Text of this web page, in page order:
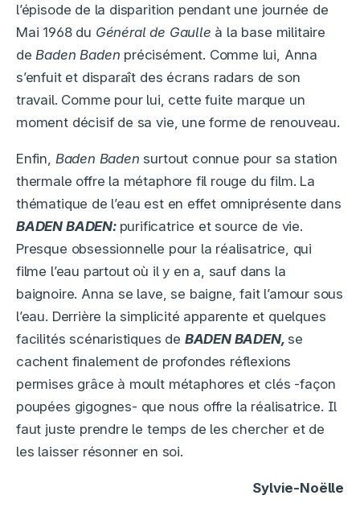
l’épisode de la disparition pendant une journée de
Mai 1968 du Général de Gaulle à la base militaire
de Baden Baden précisément. Comme lui, Anna
s’enfuit et disparaît des écrans radars de son
travail. Comme pour lui, cette fuite marque un
moment décisif de sa vie, une forme de renouveau.
Enfin, Baden Baden surtout connue pour sa station
thermale offre la métaphore fil rouge du film. La
thématique de l’eau est en effet omniprésente dans
BADEN BADEN: purificatrice et source de vie.
Presque obsessionnelle pour la réalisatrice, qui
filme l’eau partout où il y en a, sauf dans la
baignoire. Anna se lave, se baigne, fait l’amour sous
l’eau. Derrière la simplicité apparente et quelques
facilités scénaristiques de BADEN BADEN, se
cachent finalement de profondes réflexions
permises grâce à moult métaphores et clés -façon
poupées gigognes- que nous offre la réalisatrice. Il
faut juste prendre le temps de les chercher et de
les laisser résonner en soi.
Sylvie-Noëlle